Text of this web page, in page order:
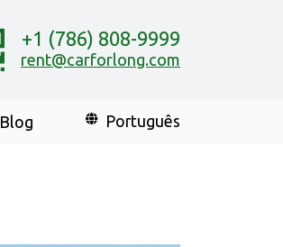
+1 (786) 808-9999
rent@carforlong.com
Blog Português